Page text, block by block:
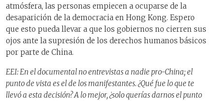
atmósfera, las personas empiecen a ocuparse de la
desaparición de la democracia en Hong Kong. Espero
que esto pueda llevar a que los gobiernos no cierren sus
ojos ante la supresión de los derechos humanos básicos
por parte de China.
EEI: En el documental no entrevistas a nadie pro-China; el
punto de vista es el de los manifestantes. ¿Qué fue lo que te
llevó a esta decisión? A lo mejor, ¿solo querías darnos el punto